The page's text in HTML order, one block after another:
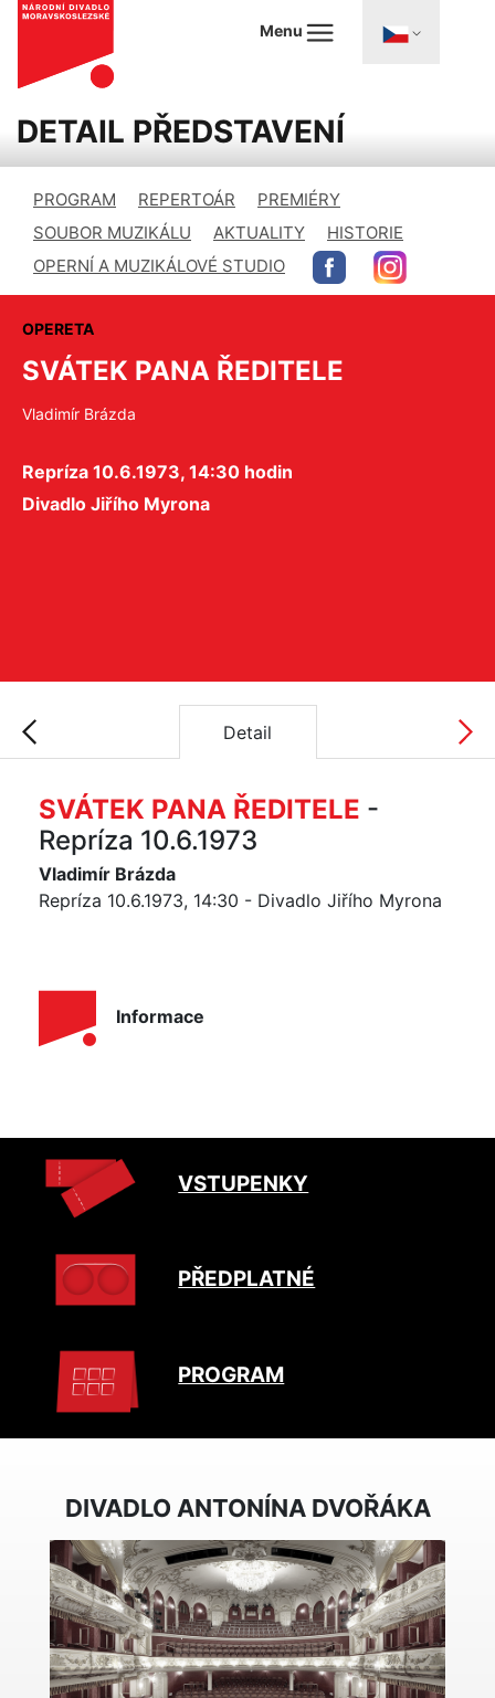
Menu
DETAIL PŘEDSTAVENÍ
PROGRAM REPERTOÁR
PREMIÉRY
SOUBOR MUZIKÁLU
AKTUALITY
HISTORIE
OPERNÍ A MUZIKÁLOVÉ STUDIO
OPERETA
SVÁTEK PANA ŘEDITELE
Vladimír Brázda
Repríza 10.6.1973, 14:30 hodin
Divadlo Jiřího Myrona
Detail
SVÁTEK PANA ŘEDITELE -
Repríza 10.6.1973
Vladimír Brázda
Repríza 10.6.1973, 14:30 - Divadlo Jiřího Myrona
Informace
VSTUPENKY
PŘEDPLATNÉ
PROGRAM
DIVADLO ANTONÍNA DVOŘÁKA